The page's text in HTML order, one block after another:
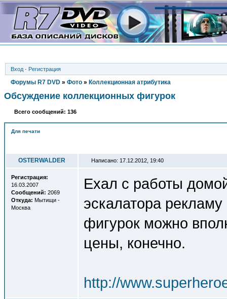
Вход · Регистрация
Форумы R7 DVD » Фото » Коллекционная атрибутика
Обсуждение коллекционных фигурок
Всего сообщений: 136
Для печати
OSTERWALDER Написано: 17.12.2012, 19:40
Регистрация:
16.03.2007
Сообщений: 2069
Откуда: Мытищи -
Москва
Ехал с работы
эскалатора
фигурок можно
цены, конечно.
http://